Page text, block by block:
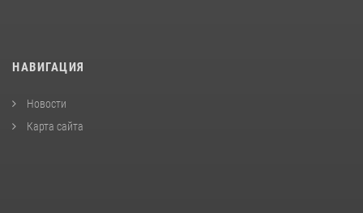
НАВИГАЦИЯ
Новости
Карта сайта